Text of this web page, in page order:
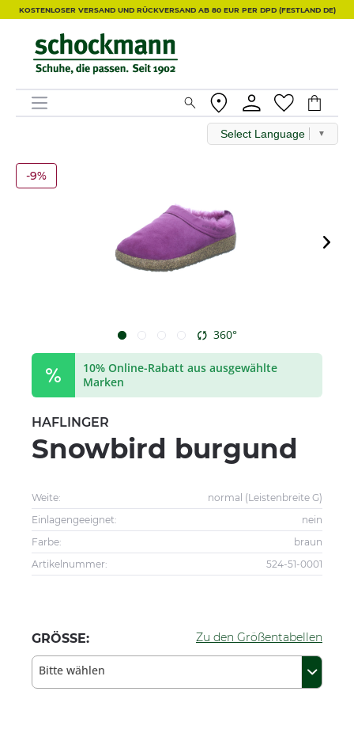
KOSTENLOSER VERSAND UND RÜCKVERSAND AB 80 EUR PER DPD (FESTLAND DE)
Select Language ▼
-9%
360°
10% Online-Rabatt aus ausgewählte
Marken
HAFLINGER
Snowbird burgund
Weite:
normal (Leistenbreite G)
Einlagengeeignet:
nein
Farbe:
braun
Artikelnummer:
524-51-0001
GRÖSSE: Zu den Größentabellen
Bitte wählen